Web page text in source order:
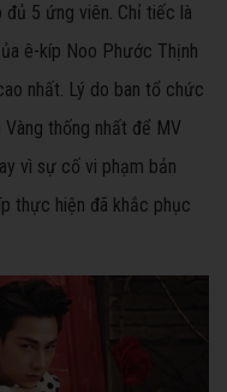
5 ứng viên. Chỉ tiếc là
ê-kíp Noo Phước Thịnh
nhất. Lý do ban tổ chức
thống nhất để MV
vì sự cố vi phạm bản
thực hiện đã khắc phục